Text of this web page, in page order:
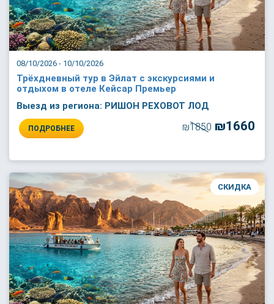
08/10/2026 - 10/10/2026
Трёхдневный тур в Эйлат с экскурсиями и
отдыхом в отеле Кейсар Премьер
Выезд из региона: РИШОН РЕХОВОТ ЛОД
ПОДРОБНЕЕ ₪1850 ₪1660
СКИДКА